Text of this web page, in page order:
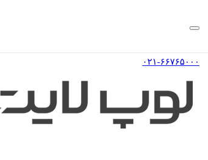
۰۲۱-۶۶۷۶۵۰۰۰